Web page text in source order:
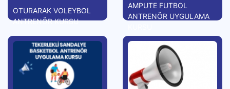
OTURARAK VOLEYBOL
ANTRENÖR KURSU
AMPUTE FUTBOL
ANTRENÖR UYGULAMA